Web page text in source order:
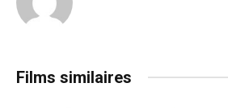
Films similaires